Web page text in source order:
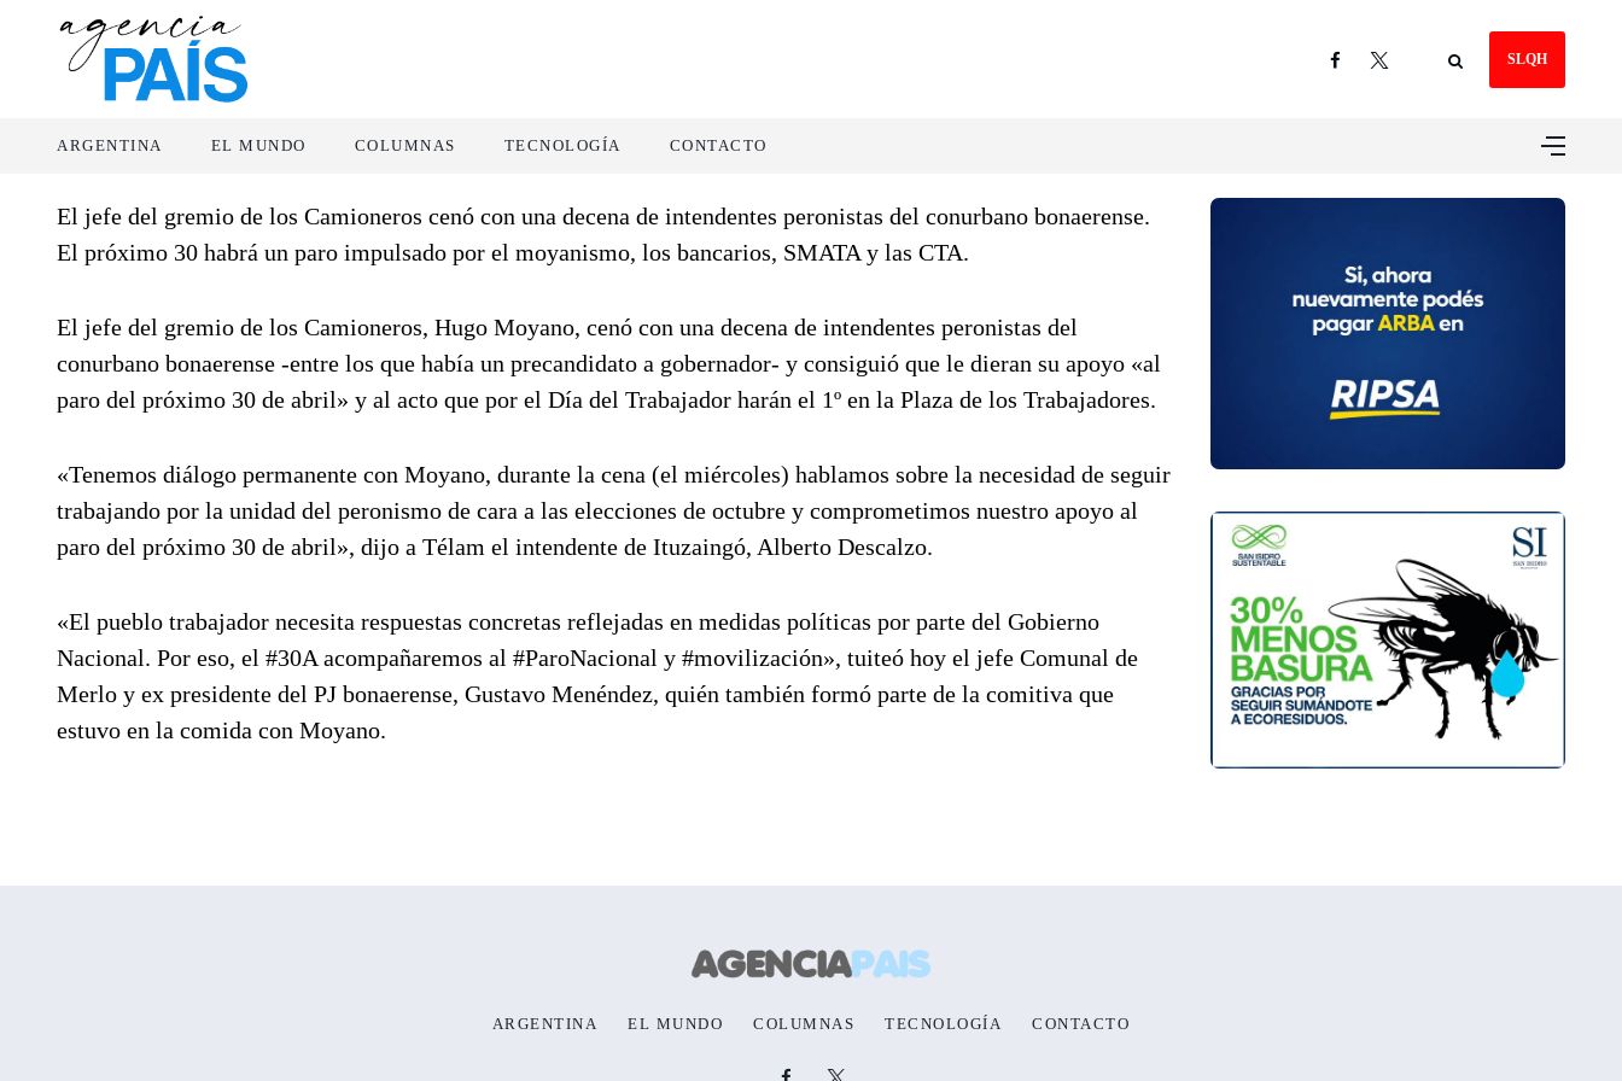
SLQH
ARGENTINA EL MUNDO COLUMNAS TECNOLOGÍA CONTACTO
El jefe del gremio de los Camioneros cenó con una decena de intendentes peronistas del conurbano bonaerense.
El próximo 30 habrá un paro impulsado por el moyanismo, los bancarios, SMATA y las CTA.
El jefe del gremio de los Camioneros, Hugo Moyano, cenó con una decena de intendentes peronistas del
conurbano bonaerense -entre los que había un precandidato a gobernador- y consiguió que le dieran su apoyo «al
paro del próximo 30 de abril» y al acto que por el Día del Trabajador harán el 1º en la Plaza de los Trabajadores.
«Tenemos diálogo permanente con Moyano, durante la cena (el miércoles) hablamos sobre la necesidad de seguir
trabajando por la unidad del peronismo de cara a las elecciones de octubre y comprometimos nuestro apoyo al
paro del próximo 30 de abril», dijo a Télam el intendente de Ituzaingó, Alberto Descalzo.
«El pueblo trabajador necesita respuestas concretas reflejadas en medidas políticas por parte del Gobierno
Nacional. Por eso, el #30A acompañaremos al #ParoNacional y #movilización», tuiteó hoy el jefe Comunal de
Merlo y ex presidente del PJ bonaerense, Gustavo Menéndez, quién también formó parte de la comitiva que
estuvo en la comida con Moyano.
ARGENTINA EL MUNDO COLUMNAS TECNOLOGÍA CONTACTO